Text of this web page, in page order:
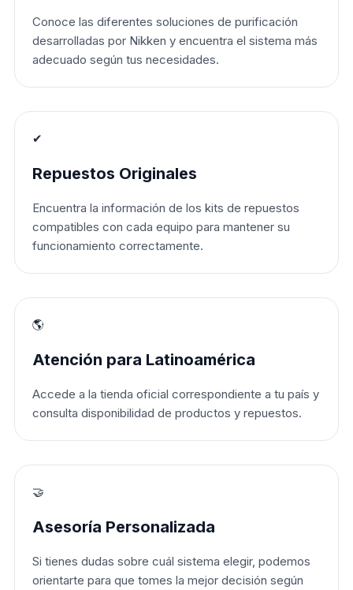
Conoce las diferentes soluciones de purificación
desarrolladas por Nikken y encuentra el sistema más
adecuado según tus necesidades.
✔
Repuestos Originales
Encuentra la información de los kits de repuestos
compatibles con cada equipo para mantener su
funcionamiento correctamente.
🌎
Atención para Latinoamérica
Accede a la tienda oficial correspondiente a tu país y
consulta disponibilidad de productos y repuestos.
🤝
Asesoría Personalizada
Si tienes dudas sobre cuál sistema elegir, podemos
orientarte para que tomes la mejor decisión según